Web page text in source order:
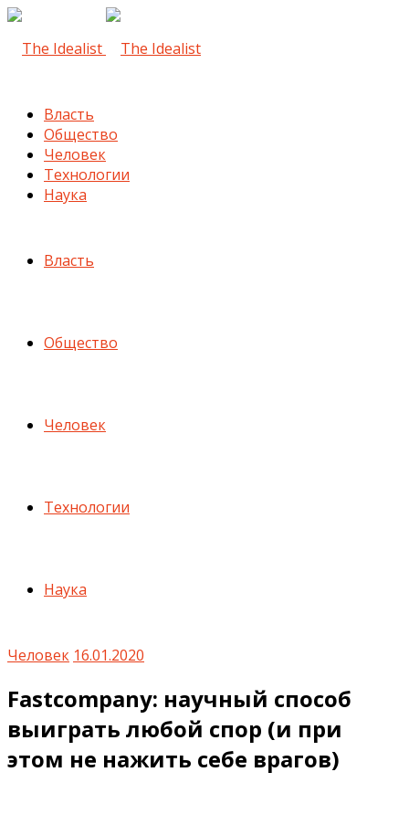
Власть
Общество
Человек
Технологии
Наука
Власть
Общество
Человек
Технологии
Наука
Человек 16.01.2020
Fastcompany: научный способ
выиграть любой спор (и при
этом не нажить себе врагов)